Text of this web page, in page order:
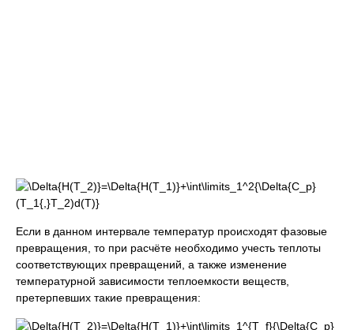
Если в данном интервале температур происходят фазовые
превращения, то при расчёте необходимо учесть теплоты
соответствующих превращений, а также изменение
температурной зависимости теплоемкости веществ,
претерпевших такие превращения: